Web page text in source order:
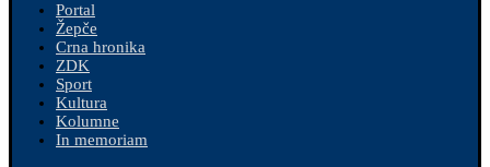
Portal
Žepče
Crna hronika
ZDK
Sport
Kultura
Kolumne
In memoriam